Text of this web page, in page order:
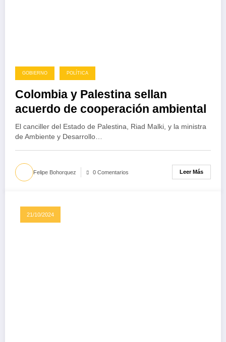
GOBIERNO POLÍTICA
Colombia y Palestina sellan
acuerdo de cooperación ambiental
El canciller del Estado de Palestina, Riad Malki, y la ministra
de Ambiente y Desarrollo…
Felipe Bohorquez 0 Comentarios Leer Más
21/10/2024